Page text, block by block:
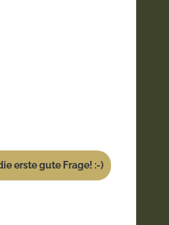
erste gute Frage! :-)